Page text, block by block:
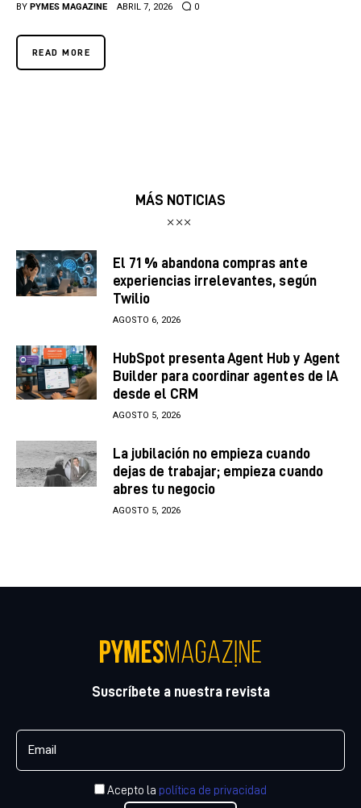
BY PYMES MAGAZINE ABRIL 7, 2026 0
READ MORE
MÁS NOTICIAS
El 71 % abandona compras ante
experiencias irrelevantes, según
Twilio
AGOSTO 6, 2026
HubSpot presenta Agent Hub y Agent
Builder para coordinar agentes de IA
desde el CRM
AGOSTO 5, 2026
La jubilación no empieza cuando
dejas de trabajar; empieza cuando
abres tu negocio
AGOSTO 5, 2026
Suscríbete a nuestra revista
Acepto la política de privacidad